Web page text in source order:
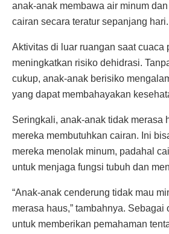
anak-anak membawa air minum
cairan secara teratur sepanjang hari.
Aktivitas di luar ruangan saat cuaca
meningkatkan risiko dehidrasi.
cukup, anak-anak berisiko
yang dapat membahayakan
Seringkali, anak-anak tidak merasa
mereka membutuhkan cairan. Ini
mereka menolak minum, padahal
untuk menjaga fungsi tubuh dan
“Anak-anak cenderung tidak mau
merasa haus,” tambahnya. Sebagai
untuk memberikan pemahaman